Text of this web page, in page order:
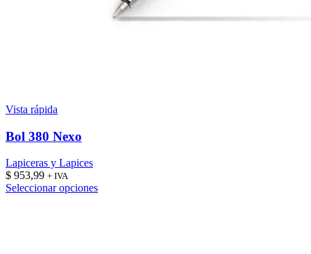
Vista rápida
Bol 380 Nexo
Lapiceras y Lapices
$ 953,99 + IVA
Seleccionar opcionesEste